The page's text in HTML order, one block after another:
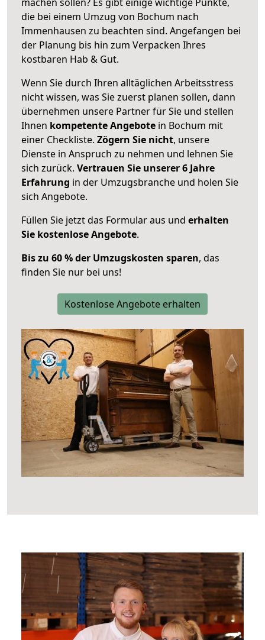
die bei einem Umzug von Bochum nach
Immenhausen zu beachten sind. Angefangen bei
der Planung bis hin zum Verpacken Ihres
kostbaren Hab & Gut.
Wenn Sie durch Ihren alltäglichen Arbeitsstress
nicht wissen, was Sie zuerst planen sollen, dann
übernehmen unsere Partner für Sie und stellen
Ihnen kompetente Angebote in Bochum mit
einer Checkliste. Zögern Sie nicht, unsere
Dienste in Anspruch zu nehmen und lehnen Sie
sich zurück. Vertrauen Sie unserer 6 Jahre
Erfahrung in der Umzugsbranche und holen Sie
sich Angebote.
Füllen Sie jetzt das Formular aus und erhalten
Sie kostenlose Angebote.
Bis zu 60 % der Umzugskosten sparen, das
finden Sie nur bei uns!
Kostenlose Angebote erhalten